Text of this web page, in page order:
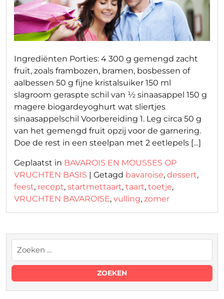
Ingrediënten Porties: 4 300 g gemengd zacht
fruit, zoals frambozen, bramen, bosbessen of
aalbessen 50 g fijne kristalsuiker 150 ml
slagroom geraspte schil van ½ sinaasappel 150 g
magere biogardeyoghurt wat sliertjes
sinaasappelschil Voorbereiding 1. Leg circa 50 g
van het gemengd fruit opzij voor de garnering.
Doe de rest in een steelpan met 2 eetlepels […]
Geplaatst in BAVAROIS EN MOUSSES OP
VRUCHTEN BASIS | Getagd bavaroise, dessert,
feest, recept, startmettaart, taart, toetje,
VRUCHTEN BAVAROISE, vulling, zomer